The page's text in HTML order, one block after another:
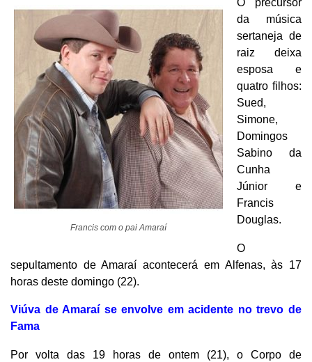
Francis com o pai Amaraí
da música
sertaneja de
raiz deixa
esposa e
quatro filhos:
Sued,
Simone,
Domingos
Sabino da
Cunha
Júnior e
Francis
Douglas.
O
sepultamento de Amaraí acontecerá em Alfenas, às 17
horas deste domingo (22).
Viúva de Amaraí se envolve em acidente no trevo de
Fama
Por volta das 19 horas de ontem (21), o Corpo de